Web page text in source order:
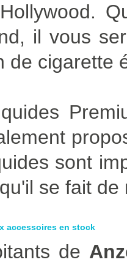
il vous
de cigarette
sont
se fait
accessoires en stock
de